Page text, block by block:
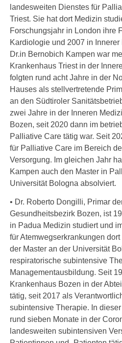
landesweiten Dienstes für
Triest. Sie hat dort Medizin
Forschungsjahr in London ihre
Kardiologie und 2007 in
Dr.in Bernobich Kampen war
Krankenhaus Triest in der
folgten rund acht Jahre in der
Hauses als stellvertretende
an den Südtiroler
zwei Jahre in der Inneren
Bozen, seit 2020 dann im
Palliative Care tätig war. Seit
für Palliative Care im Bereich
Versorgung. Im gleichen Jahr
Kampen auch den Master in
Universität Bologna absolviert.
• Dr. Roberto Dongilli, Primar
Gesundheitsbezirk Bozen, ist
in Padua Medizin studiert und
für Atemwegserkrankungen
der Master an der Universität
respiratorische subintensive
Managementausbildung. Seit
Krankenhaus Bozen in der
tätig, seit 2017 als
subintensive Therapie. In
rund sieben Monate in der
landesweiten subintensiven